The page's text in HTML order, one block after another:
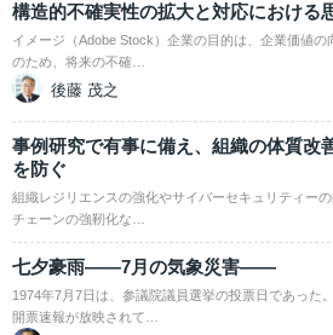
構造的不確実性の拡大と対応における
イメージ（Adobe Stock）企業の目的は、企業価値の
のため、将来の不確…
後藤 茂之
事例研究で有事に備え、組織の体質改
を防ぐ
組織レジリエンスの強化やサイバーセキュリティー
チェーンの強靭化な…
七夕豪雨――7月の気象災害――
1974年7月7日は、参議院議員選挙の投票日であった
開票速報が放映されて…